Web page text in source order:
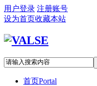
用户登录 注册账号
设为首页收藏本站
首页Portal